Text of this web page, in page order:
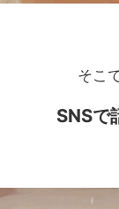
そこ
SNSで